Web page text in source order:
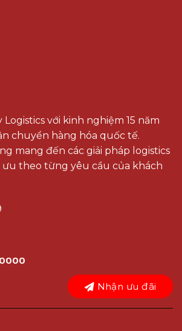
với kinh nghiệm 15 năm
chuyển hàng hóa quốc tế.
mang đến các giải pháp logistics
theo từng yêu cầu của khách
Nhận ưu đãi